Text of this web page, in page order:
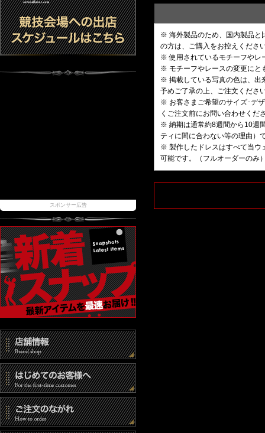
スポンサー広告
※ 海外製品のため、国内製品と
の方は、ご購入をお控えくださ
※ 使用されているモチーフやレ
※ モチーフやレースの変更にと
※ 掲載している写真の色は、出
予めご了承の上、ご注文くださ
※ お客さまご希望のサイズ･デ
くご注文前にお問い合わせくだ
※ 納期は通常約8週間から10週
ティに間に合わない等の理由）
※ 製作したドレスはすべて当ウ
可能です。（フルオーダーのみ